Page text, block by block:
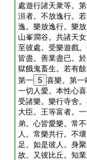
處遊行諸天衆等。
洹者。不放逸行。
逸。樂放逸行。樂
山峯澗谷。共諸天
至彼處。受樂遊戲
皆盡。善業盡已。
獄餓鬼畜生。若有
第一 5 喜樂。第一
一切人愛。本性心
受諸樂。樂行寺舍
大臣。王等富者。
弟。心皆愛樂。常
人。常樂共行。不
足。如是彼人。身
故。又彼比丘。知